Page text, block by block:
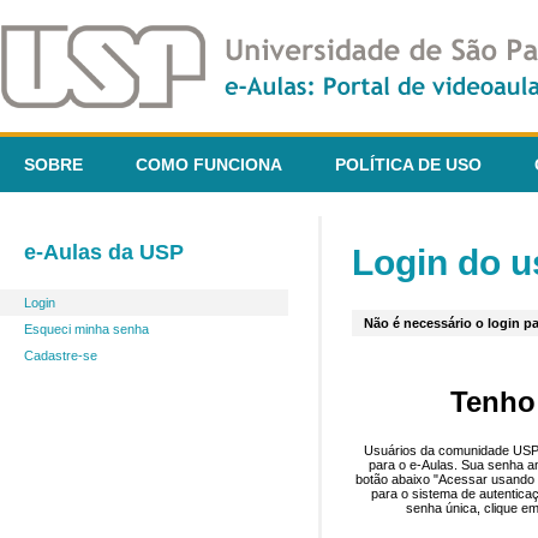
SOBRE COMO FUNCIONA POLÍTICA DE USO
e-Aulas da USP
Login
Esqueci minha senha
Cadastre-se
Login do
Não é necessário o login
Usuários da comunidade
para o e-Aulas. Sua senha
botão abaixo "Acessar
para o sistema de
senha única, clique